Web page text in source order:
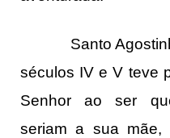
Santo
séculos IV e V teve
Senhor ao ser
seriam a sua mãe,